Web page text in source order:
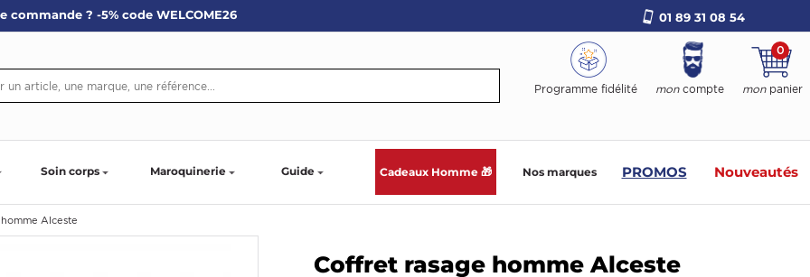
commande ? -5% code WELCOME26 01 89 31 08 54
Programme fidélité mon compte mon panier
0
Soin corps Maroquinerie Guide Cadeaux Homme 🎁 Nos marques PROMOS Nouveautés
Alceste
Coffret rasage homme Alceste